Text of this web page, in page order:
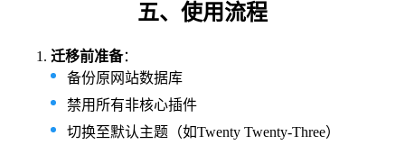
五、使用流程
​迁移前准备​​：
备份原网站数据库
禁用所有非核心插件
切换至默认主题（如Twenty Twenty-Three）